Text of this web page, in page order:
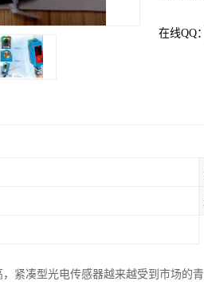
在线QQ：
紧凑型光电传感器越来越受到市场的